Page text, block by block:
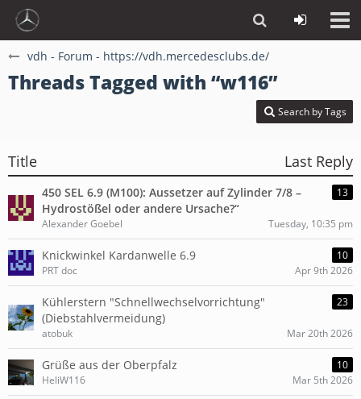
vdh - Forum - https://vdh.mercedesclubs.de/
Threads Tagged with “w116”
Search by Tags
Title Last Reply
450 SEL 6.9 (M100): Aussetzer auf Zylinder 7/8 –
Hydrostößel oder andere Ursache?“
13
Alexander Goebel Tuesday, 10:35 pm
Knickwinkel Kardanwelle 6.9
10
PRT doc
Apr 9th 2026
Kühlerstern "Schnellwechselvorrichtung"
(Diebstahlvermeidung)
23
atobuk Mar 20th 2026
Grüße aus der Oberpfalz
10
HeliW116
Mar 5th 2026